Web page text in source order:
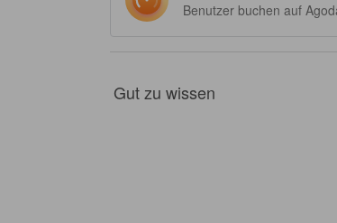
Benutzer buchen auf
Gut zu wissen